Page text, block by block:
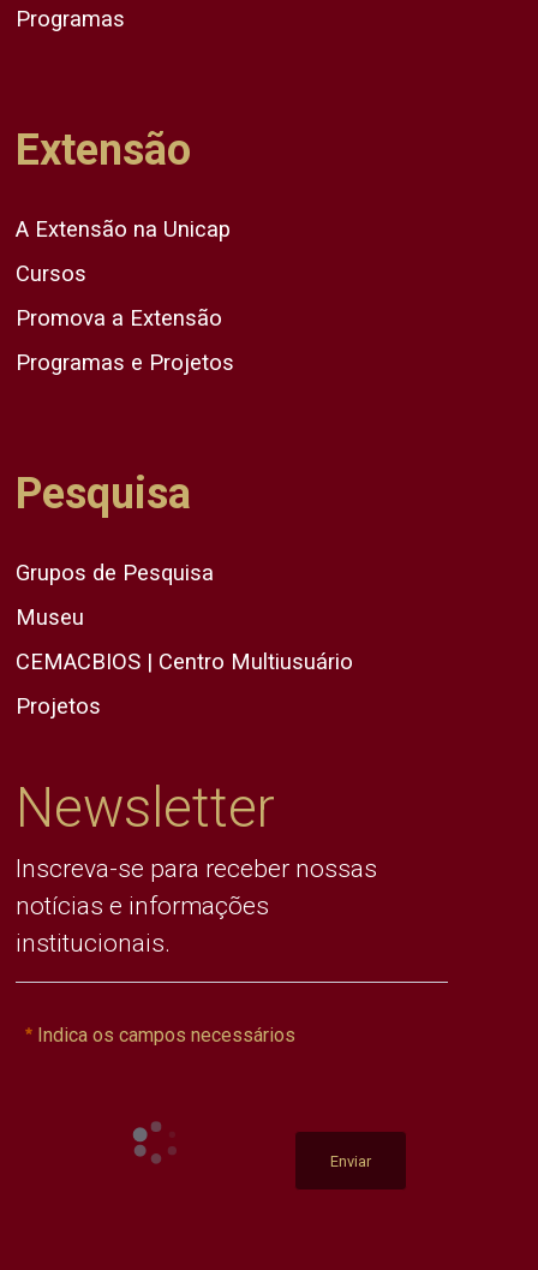
Programas
Extensão
A Extensão na Unicap
Cursos
Promova a Extensão
Programas e Projetos
Pesquisa
Grupos de Pesquisa
Museu
CEMACBIOS | Centro Multiusuário
Projetos
Newsletter
Inscreva-se para receber nossas
notícias e informações
institucionais.
Indica os campos necessários
Enviar